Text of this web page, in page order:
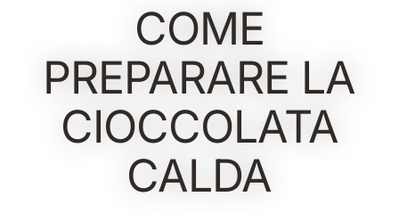
COME
PREPARARE LA
CIOCCOLATA
CALDA